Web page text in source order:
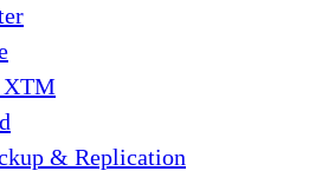
XTM
& Replication